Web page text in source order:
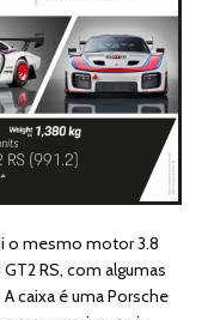
o mesmo motor 3.8
RS, com algumas
caixa é uma Porsche